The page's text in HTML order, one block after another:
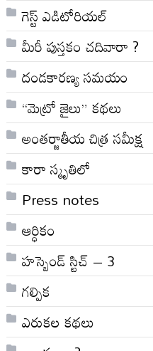
గెస్ట్ ఎడిటోరియల్
మీరీ పుస్తకం చదివారా ?
దండకారణ్య సమయం
“మెట్రో జైలు” కథలు
అంతర్జాతీయ చిత్ర సమీక్ష
కారా స్మృతిలో
Press notes
ఆర్ధికం
హస్బెండ్ స్టిచ్ – 3
గల్పిక
ఎరుకల కథలు